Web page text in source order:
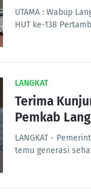
UTAMA : Wabup
HUT ke-138
LANGKAT
Terima
Pemkab
LANGKAT -
temu generasi